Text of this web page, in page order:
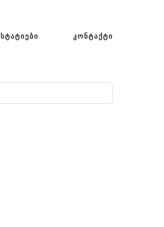
ᲡᲢᲐᲢᲘᲔᲑᲘ ᲙᲝᲜᲢᲐᲥᲢᲘ